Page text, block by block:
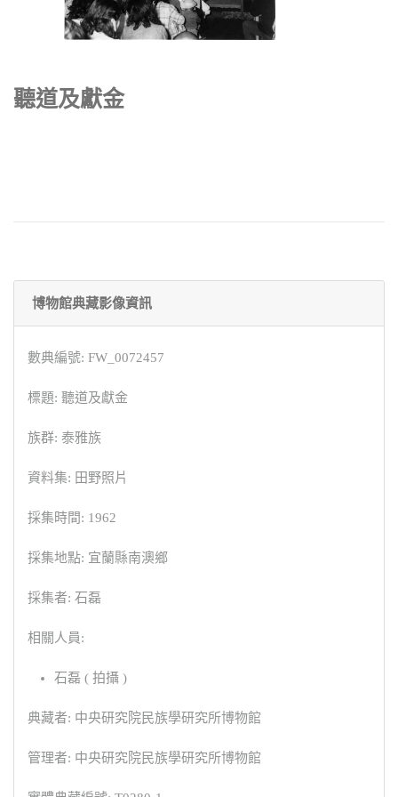
聽道及獻金
博物館典藏影像資訊
數典編號: FW_0072457
標題: 聽道及獻金
族群: 泰雅族
資料集: 田野照片
採集時間: 1962
採集地點: 宜蘭縣南澳鄉
採集者: 石磊
相關人員:
石磊 ( 拍攝 )
典藏者: 中央研究院民族學研究所博物館
管理者: 中央研究院民族學研究所博物館